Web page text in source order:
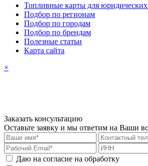
Топливные карты для
Подбор по регионам
Подбор по городам
Подбор по брендам
Полезные статьи
Карта сайта
×
Заказать консультацию
Оставьте заявку и мы ответим на Ваши
Даю на согласие на обработку